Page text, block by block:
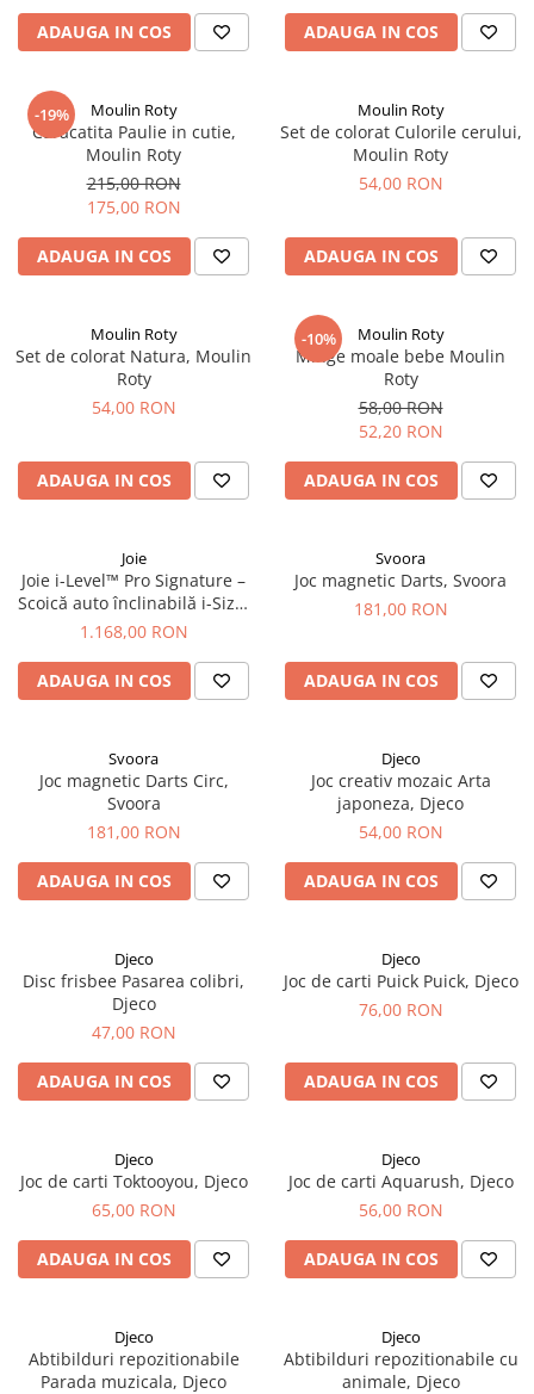
ADAUGA IN COS ADAUGA IN COS
-19% Moulin Roty
Caracatita Paulie in cutie,
Moulin Roty
215,00 RON
175,00 RON
ADAUGA IN COS
Moulin Roty
Set de colorat Culorile cerului,
Moulin Roty
54,00 RON
ADAUGA IN COS
Moulin Roty
Set de colorat Natura, Moulin
Roty
54,00 RON
ADAUGA IN COS
-10% Moulin Roty
Minge moale bebe Moulin
Roty
58,00 RON
52,20 RON
ADAUGA IN COS
Joie
Joie i-Level™ Pro Signature –
Scoică auto înclinabilă i-Size,
40–87 cm, certificare R129,
1.168,00 RON
ADAUGA IN COS
Svoora
Joc magnetic Darts, Svoora
181,00 RON
ADAUGA IN COS
Svoora
Joc magnetic Darts Circ,
Svoora
181,00 RON
ADAUGA IN COS
Djeco
Joc creativ mozaic Arta
japoneza, Djeco
54,00 RON
ADAUGA IN COS
Djeco
Disc frisbee Pasarea colibri,
Djeco
47,00 RON
ADAUGA IN COS
Djeco
Joc de carti Puick Puick, Djeco
76,00 RON
ADAUGA IN COS
Djeco
Joc de carti Toktooyou, Djeco
65,00 RON
ADAUGA IN COS
Djeco
Joc de carti Aquarush, Djeco
56,00 RON
ADAUGA IN COS
Djeco
Abtibilduri repozitionabile
Parada muzicala, Djeco
Djeco
Abtibilduri repozitionabile cu
animale, Djeco